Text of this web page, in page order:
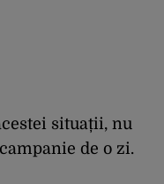
situații, nu
de o zi.